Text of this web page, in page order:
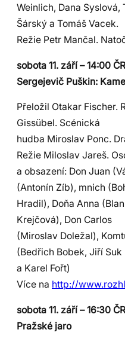
Weinlich, Dana Syslová,
Šárský a Tomáš Vacek.
Režie Petr Mančal.
sobota 11. září – 14:00
Sergejevič Puškin:
Přeložil Otakar Fischer.
Gissübel. Scénická
hudba Miroslav Ponc.
Režie Miloslav Jareš.
a obsazení: Don Juan
(Antonín Zíb), mnich
Hradil), Doňa Anna
Krejčová), Don Carlos
(Miroslav Doležal),
(Bedřich Bobek, Jiří Suk
a Karel Fořt)
Více na http://
sobota 11. září – 16:30
Pražské jaro